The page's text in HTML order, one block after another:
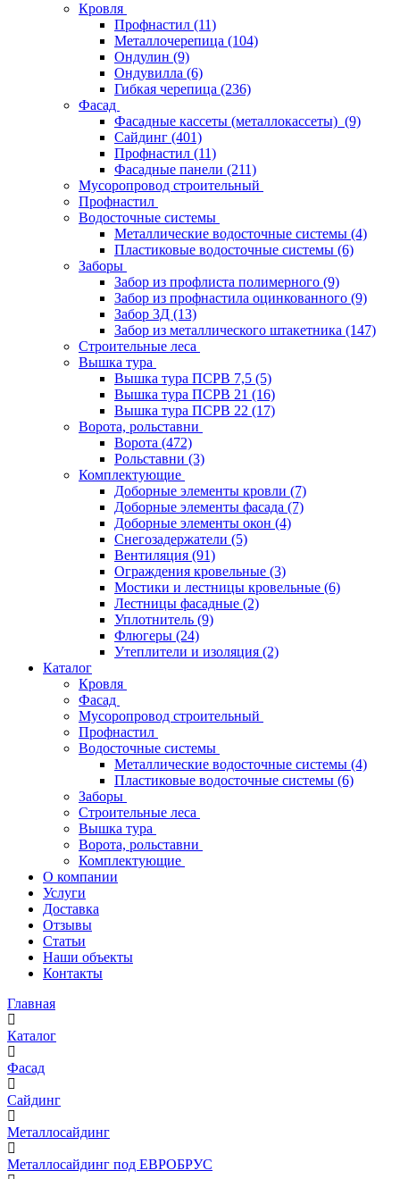
Кровля
Профнастил (11)
Металлочерепица (104)
Ондулин (9)
Ондувилла (6)
Гибкая черепица (236)
Фасад
Фасадные кассеты (металлокассеты) (9)
Сайдинг (401)
Профнастил (11)
Фасадные панели (211)
Мусоропровод строительный
Профнастил
Водосточные системы
Металлические водосточные системы (4)
Пластиковые водосточные системы (6)
Заборы
Забор из профлиста полимерного (9)
Забор из профнастила оцинкованного (9)
Забор 3Д (13)
Забор из металлического штакетника (147)
Строительные леса
Вышка тура
Вышка тура ПСРВ 7,5 (5)
Вышка тура ПСРВ 21 (16)
Вышка тура ПСРВ 22 (17)
Ворота, рольставни
Ворота (472)
Рольставни (3)
Комплектующие
Доборные элементы кровли (7)
Доборные элементы фасада (7)
Доборные элементы окон (4)
Снегозадержатели (5)
Вентиляция (91)
Ограждения кровельные (3)
Мостики и лестницы кровельные (6)
Лестницы фасадные (2)
Уплотнитель (9)
Флюгеры (24)
Утеплители и изоляция (2)
Каталог
Кровля
Фасад
Мусоропровод строительный
Профнастил
Водосточные системы
Металлические водосточные системы (4)
Пластиковые водосточные системы (6)
Заборы
Строительные леса
Вышка тура
Ворота, рольставни
Комплектующие
О компании
Услуги
Доставка
Отзывы
Статьи
Наши объекты
Контакты
Главная
Каталог
Фасад
Сайдинг
Металлосайдинг
Металлосайдинг под ЕВРОБРУС